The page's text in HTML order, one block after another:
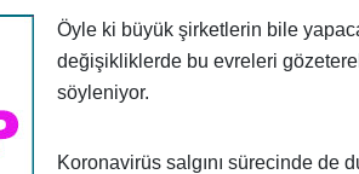
Öyle ki büyük şirketlerin bile
değişikliklerde bu evreleri gözeterek
söyleniyor.
Koronavirüs salgını sürecinde de